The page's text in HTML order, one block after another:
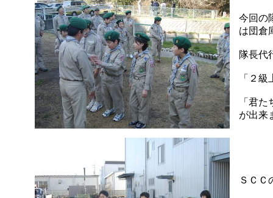
今回の
は団倉
隊長代
「２
「君
が出来
ＳＣＣ